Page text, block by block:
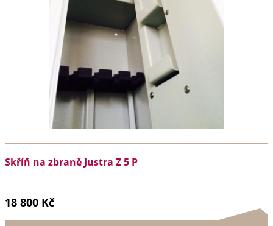
Skříň na zbraně Justra Z 5 P
18 800 Kč